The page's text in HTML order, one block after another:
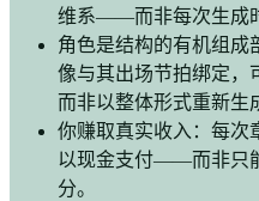
维系——而非每次生成
角色是结构的有机组
像与其出场节拍绑定
而非以整体形式重新生
你赚取真实收入：每次
以现金支付——而非只
分。